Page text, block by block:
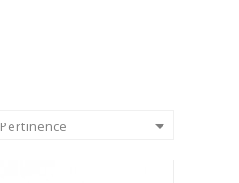
Pertinence 